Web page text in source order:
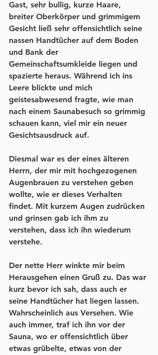
Gast, sehr bullig, kurze Haare,
breiter Oberkörper und grimmigem
Gesicht ließ sehr offensichtlich seine
nassen Handtücher auf dem Boden
und Bank der
Gemeinschaftsumkleide liegen und
spazierte heraus. Während ich ins
Leere blickte und mich
geistesabwesend fragte, wie man
nach einem Saunabesuch so grimmig
schauen kann, viel mir ein neuer
Gesichtsausdruck auf.
Diesmal war es der eines älteren
Herrn, der mir mit hochgezogenen
Augenbrauen zu verstehen geben
wollte, wie er dieses Verhalten
findet. Mit kurzem Augen zudrücken
und grinsen gab ich ihm zu
verstehen, dass ich ihn wiederum
verstehe.
Der nette Herr winkte mir beim
Herausgehen einen Gruß zu. Das war
kurz bevor ich sah, dass auch er
seine Handtücher hat liegen lassen.
Wahrscheinlich aus Versehen. Wie
auch immer, traf ich ihn vor der
Sauna, wo er offensichtlich über
etwas grübelte, etwas von der